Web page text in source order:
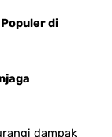
di
dampak